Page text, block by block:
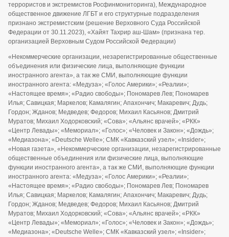
террористов и экстремистов Росфинмониторинга), Международное
общественное движение ЛГБТ и его структурные подразделения
признано экстремистским (решение Верховного Суда Российской
Федерации от 30.11.2023), «Хайят Тахрир аш-Шам» (признана тер.
организацией Верховным Судом Российской Федерации)
«Некоммерческие организации, незарегистрированные общественные
объединения или физические лица, выполняющие функции
иностранного агента», а так же СМИ, выполняющие функции
иностранного агента: «Медуза»; «Голос Америки»; «Реалии»;
«Настоящее время»; «Радио свободы»; Пономарев Лев; Пономарев
Илья; Савицкая; Маркелов; Камалягин; Апахончич; Макаревич; Дудь;
Гордон; Жданов; Медведев; Федоров; Михаил Касьянов; Дмитрий
Муратов; Михаил Ходорковский; «Сова»; «Альянс врачей»; «РКК»
«Центр Левады»; «Мемориал»; «Голос»; «Человек и Закон»; «Дождь»;
«Медиазона»; «Deutsche Welle»; СМК «Кавказский узел»; «Insider»;
«Новая газета», «Некоммерческие организации, незарегистрированные
общественные объединения или физические лица, выполняющие
функции иностранного агента», а так же СМИ, выполняющие функции
иностранного агента: «Медуза»; «Голос Америки»; «Реалии»;
«Настоящее время»; «Радио свободы»; Пономарев Лев; Пономарев
Илья; Савицкая; Маркелов; Камалягин; Апахончич; Макаревич; Дудь;
Гордон; Жданов; Медведев; Федоров; Михаил Касьянов; Дмитрий
Муратов; Михаил Ходорковский; «Сова»; «Альянс врачей»; «РКК»
«Центр Левады»; «Мемориал»; «Голос»; «Человек и Закон»; «Дождь»;
«Медиазона»; «Deutsche Welle»; СМК «Кавказский узел»; «Insider»;